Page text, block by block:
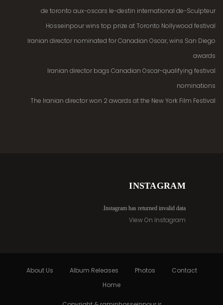
de toronto aux-oscars le-destin international de-Sculpteur
Hosseinpour wins top prize at Toronto Nollywood festival
Iranian director nominated for Canadian Oscar, wins San Diego
awards
Iranian director bags Canadian Oscar-qualifying festival
nominations
The Iranian director won 2 awards at the New York Film Festival
INSTAGRAM
Instagram has returned invalid data.
View On Instagram
Contact
Photos
Album Releases
About Us
Home